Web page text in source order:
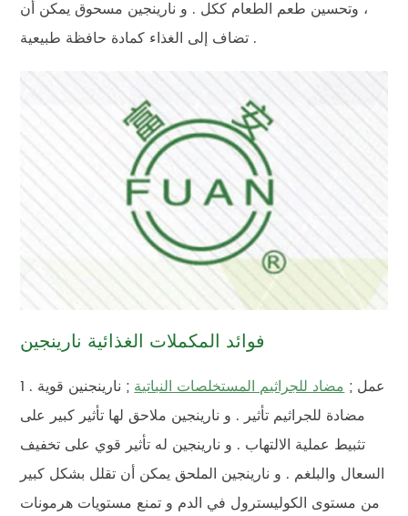
، وتحسين طعم الطعام ككل . و نارينجين مسحوق يمكن أن
تضاف إلى الغذاء كمادة حافظة طبيعية .
فوائد المكملات الغذائية نارينجين
1 . عمل ;مضاد للجراثيم المستخلصات النباتية; نارينجنين قوية
مضادة للجراثيم تأثير . و نارينجين ملاحق لها تأثير كبير على
تثبيط عملية الالتهاب . و نارينجين له تأثير قوي على تخفيف
السعال والبلغم . و نارينجين الملحق يمكن أن تقلل بشكل كبير
من مستوى الكوليسترول في الدم و تمنع مستويات هرمونات